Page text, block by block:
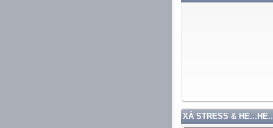
XẢ STRESS &